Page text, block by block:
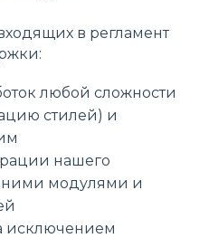
в регламент
любой сложности
стилей) и
нашего
модулями и
исключением